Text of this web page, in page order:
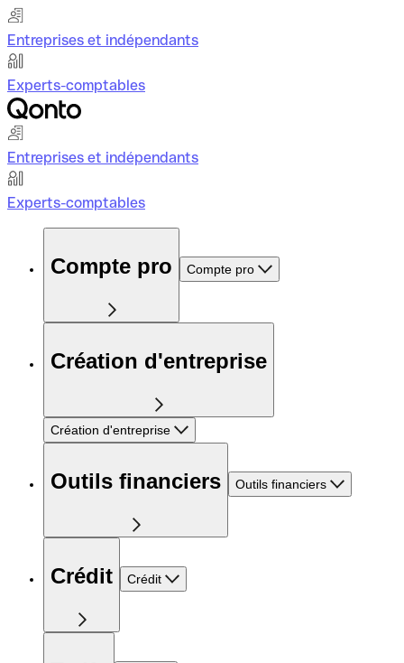
Entreprises et indépendants
Experts-comptables
Entreprises et indépendants
Experts-comptables
Compte pro Compte pro
Création d'entreprise
Création d'entreprise
Outils financiers Outils financiers
Crédit Crédit